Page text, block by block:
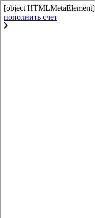
[object HTMLMetaElement]
пополнить счет